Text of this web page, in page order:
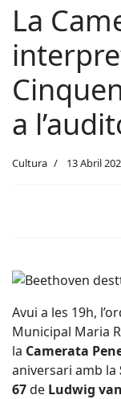
La
a
Cultura 13 Abril
Avui a les 19h,
Municipal Maria
la Camerata
aniversari amb la
67de Ludwig